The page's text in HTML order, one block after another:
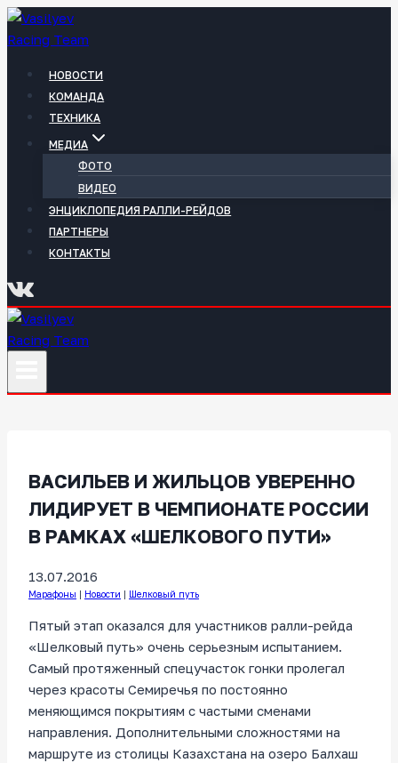
Перейти
к
НОВОСТИ
КОМАНДА
ТЕХНИКА
МЕДИА
ФОТО
ВИДЕО
ЭНЦИКЛОПЕДИЯ РАЛЛИ-РЕЙДОВ
ПАРТНЕРЫ
КОНТАКТЫ
ВАСИЛЬЕВ И ЖИЛЬЦОВ УВЕРЕННО
ЛИДИРУЕТ В ЧЕМПИОНАТЕ РОССИИ
В РАМКАХ «ШЕЛКОВОГО ПУТИ»
13.07.2016
Марафоны | Новости | Шелковый путь
Пятый этап оказался для участников ралли-рейда
«Шелковый путь» очень серьезным испытанием.
Самый протяженный спецучасток гонки пролегал
через красоты Семиречья по постоянно
меняющимся покрытиям с частыми сменами
направления. Дополнительными сложностями на
маршруте из столицы Казахстана на озеро Балхаш